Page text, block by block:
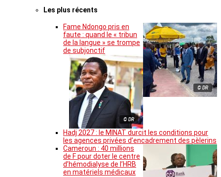
Les plus récents
© DR
Fame Ndongo pris en
faute : quand le « tribun
de la langue » se trompe
de subjonctif
© DR
Hadj 2027 : le MINAT durcit les conditions pour
les agences privées d’encadrement des pèlerins
Cameroun : 40 millions
de F pour doter le centre
d’hémodialyse de l’HRB
en matériels médicaux